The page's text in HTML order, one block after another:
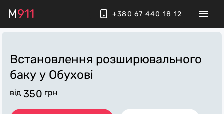
M911 +380 67 440 18 12
Встановлення розширювального
баку у Обухові
від 350 грн